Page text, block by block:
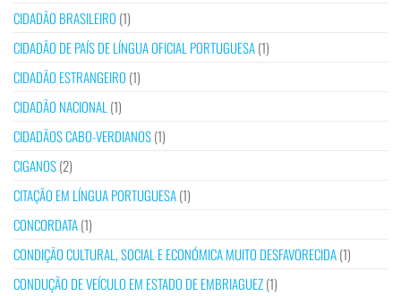
CIDADÃO BRASILEIRO (1)
CIDADÃO DE PAÍS DE LÍNGUA OFICIAL PORTUGUESA(1)
CIDADÃO ESTRANGEIRO (1)
CIDADÃO NACIONAL (1)
CIDADÃOS CABO-VERDIANOS(1)
CIGANOS(2)
CITAÇÃO EM LÍNGUA PORTUGUESA(1)
CONCORDATA(1)
CONDIÇÃO CULTURAL, SOCIAL E ECONÓMICA MUITO DESFAVORECIDA(1)
CONDUÇÃO DE VEÍCULO EM ESTADO DE EMBRIAGUEZ(1)